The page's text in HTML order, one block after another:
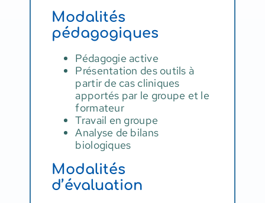
Modalités
pédagogiques
Pédagogie active
Présentation des outils à
partir de cas cliniques
apportés par le groupe et le
formateur
Travail en groupe
Analyse de bilans
biologiques
Modalités
d’évaluation